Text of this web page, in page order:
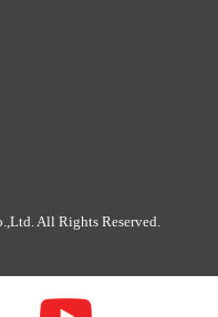
All Rights Reserved.